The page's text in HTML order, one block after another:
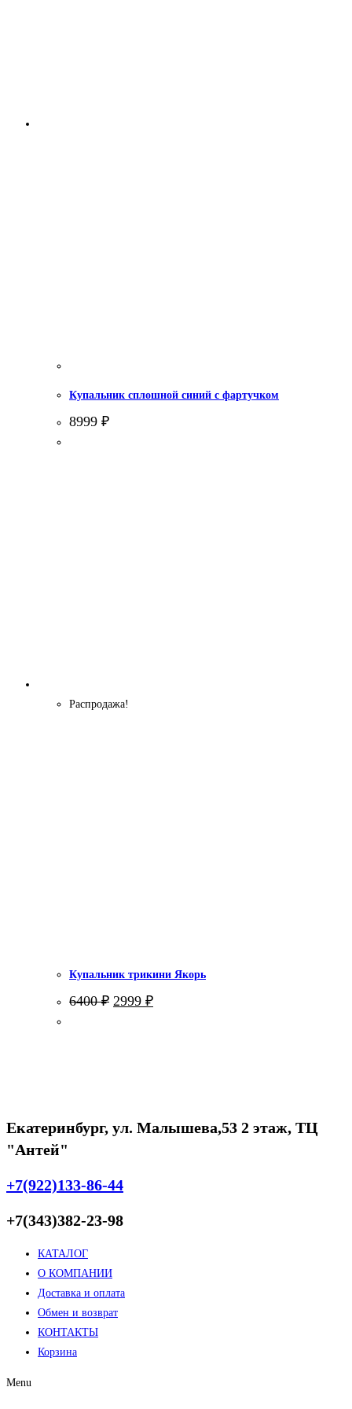
Купальник сплошной синий с фартучком
8999 ₽
Распродажа!
Купальник трикини Якорь
6400₽ Первоначальная
цена
2999 ₽Текущая
цена:
Екатеринбург, ул. Малышева,53 2 этаж, ТЦ
"Антей"
+7(922)133-86-44
+7(343)382-23-98
КАТАЛОГ
О КОМПАНИИ
Доставка и оплата
Обмен и возврат
КОНТАКТЫ
Корзина
Menu